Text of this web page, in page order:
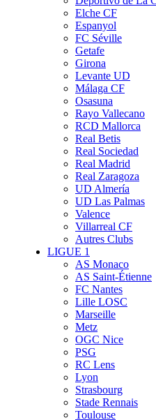
Elche CF
Espanyol
FC Séville
Getafe
Girona
Levante UD
Málaga CF
Osasuna
Rayo Vallecano
RCD Mallorca
Real Betis
Real Sociedad
Real Madrid
Real Zaragoza
UD Almería
UD Las Palmas
Valence
Villarreal CF
Autres Clubs
LIGUE 1
AS Monaco
AS Saint-Étienne
FC Nantes
Lille LOSC
Marseille
Metz
OGC Nice
PSG
RC Lens
Lyon
Strasbourg
Stade Rennais
Toulouse